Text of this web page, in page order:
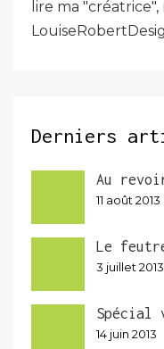
lire ma
Derniers
Au
11 août 2013
Le
3 juillet 2013
Spécial
14 juin 2013